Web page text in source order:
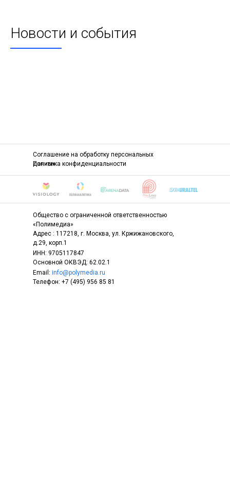
Новости и события
Соглашение на обработку персональных
данных
Политика конфиденциальности
Общество с ограниченной ответственностью
«Полимедиа»
Адрес : 117218, г. Москва, ул. Кржижановского,
д.29, корп.1
ИНН: 9705117847
Основной ОКВЭД: 62.02.1
Email: info@polymedia.ru
Телефон: +7 (495) 956 85 81